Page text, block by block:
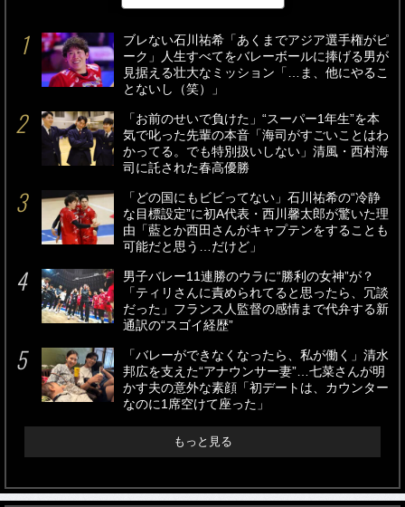
ブレない石川祐希「あくまでアジア選手権がピ
ーク」人生すべてをバレーボールに捧げる男が
見据える壮大なミッション「…ま、他にやるこ
とないし（笑）」
「お前のせいで負けた」“スーパー1年生”を本
気で叱った先輩の本音「海司がすごいことはわ
かってる。でも特別扱いしない」清風・西村海
司に託された春高優勝
「どの国にもビビってない」石川祐希の“冷静
な目標設定”に初A代表・西川馨太郎が驚いた理
由「藍とか西田さんがキャプテンをすることも
可能だと思う…だけど」
男子バレー11連勝のウラに“勝利の女神”が？
「ティリさんに責められてると思ったら、冗談
だった」フランス人監督の感情まで代弁する新
通訳の“スゴイ経歴”
「バレーができなくなったら、私が働く」清水
邦広を支えた“アナウンサー妻”…七菜さんが明
かす夫の意外な素顔「初デートは、カウンター
なのに1席空けて座った」
もっと見る